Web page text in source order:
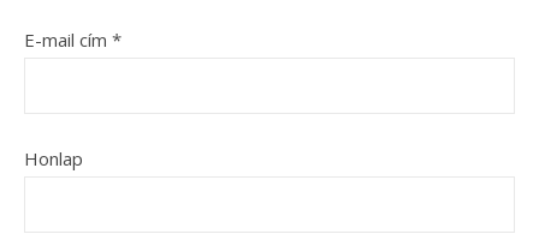
E-mail cím *
Honlap